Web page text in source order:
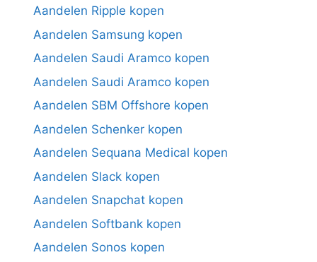
Aandelen Ripple kopen
Aandelen Samsung kopen
Aandelen Saudi Aramco kopen
Aandelen Saudi Aramco kopen
Aandelen SBM Offshore kopen
Aandelen Schenker kopen
Aandelen Sequana Medical kopen
Aandelen Slack kopen
Aandelen Snapchat kopen
Aandelen Softbank kopen
Aandelen Sonos kopen